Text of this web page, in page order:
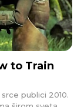
to Train
publici 2010.